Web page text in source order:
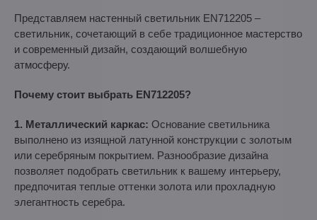
Представляем настенный светильник EN712205 –
светильник, сочетающий в себе традиционное мастерство
и современный дизайн, создающий волшебную
атмосферу.
Почему стоит выбрать EN712205?
1. Металлический каркас: Oснование светильника
выполнено из изящной латунной конструкции с золотым
или серебряным покрытием. Разнообразие дизайна
позволяет подобрать светильник к вашему интерьеру,
предпочитая теплые оттенки золота или прохладную
элегантность серебра.